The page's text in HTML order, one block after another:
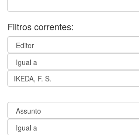
Filtros correntes: